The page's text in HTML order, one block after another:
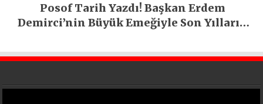
Posof Tarih Yazdı! Başkan Erdem
Demirci’nin Büyük Emeğiyle Son Yılların